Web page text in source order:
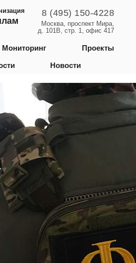
8 (495) 150-4228
Мониторинг
Новости
Проекты
Москва, проспект Мира,
д. 101В, стр. 1, офис 417
и Тюменская